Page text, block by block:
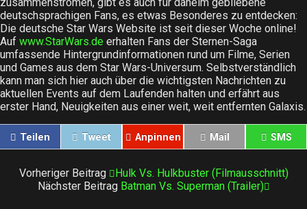
deutschsprachigen Fans, es etwas Besonderes zu entdecken:
Die deutsche Star Wars Website ist seit dieser Woche online!
Auf www.StarWars.de erhalten Fans der Sternen-Saga
umfassende Hintergrundinformationen rund um Filme, Serien
und Games aus dem Star Wars-Universum. Selbstverständlich
kann man sich hier auch über die wichtigsten Nachrichten zu
aktuellen Events auf dem Laufenden halten und erfährt aus
erster Hand, Neuigkeiten aus einer weit, weit entfernten Galaxis.
Teilen Tweet Anpinnen Mail SMS
Vorheriger Beitrag
Hulk Vs. Hulkbuster (Filmausschnitt)
Nächster Beitrag Batman Vs. Superman (Trailer)